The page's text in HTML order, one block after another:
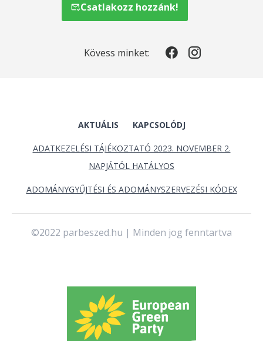
Csatlakozz hozzánk!
Kövess minket:
AKTUÁLIS KAPCSOLÓDJ
ADATKEZELÉSI TÁJÉKOZTATÓ 2023. NOVEMBER 2.
NAPJÁTÓL HATÁLYOS
ADOMÁNYGYŰJTÉSI ÉS ADOMÁNYSZERVEZÉSI KÓDEX
©2022 parbeszed.hu | Minden jog fenntartva